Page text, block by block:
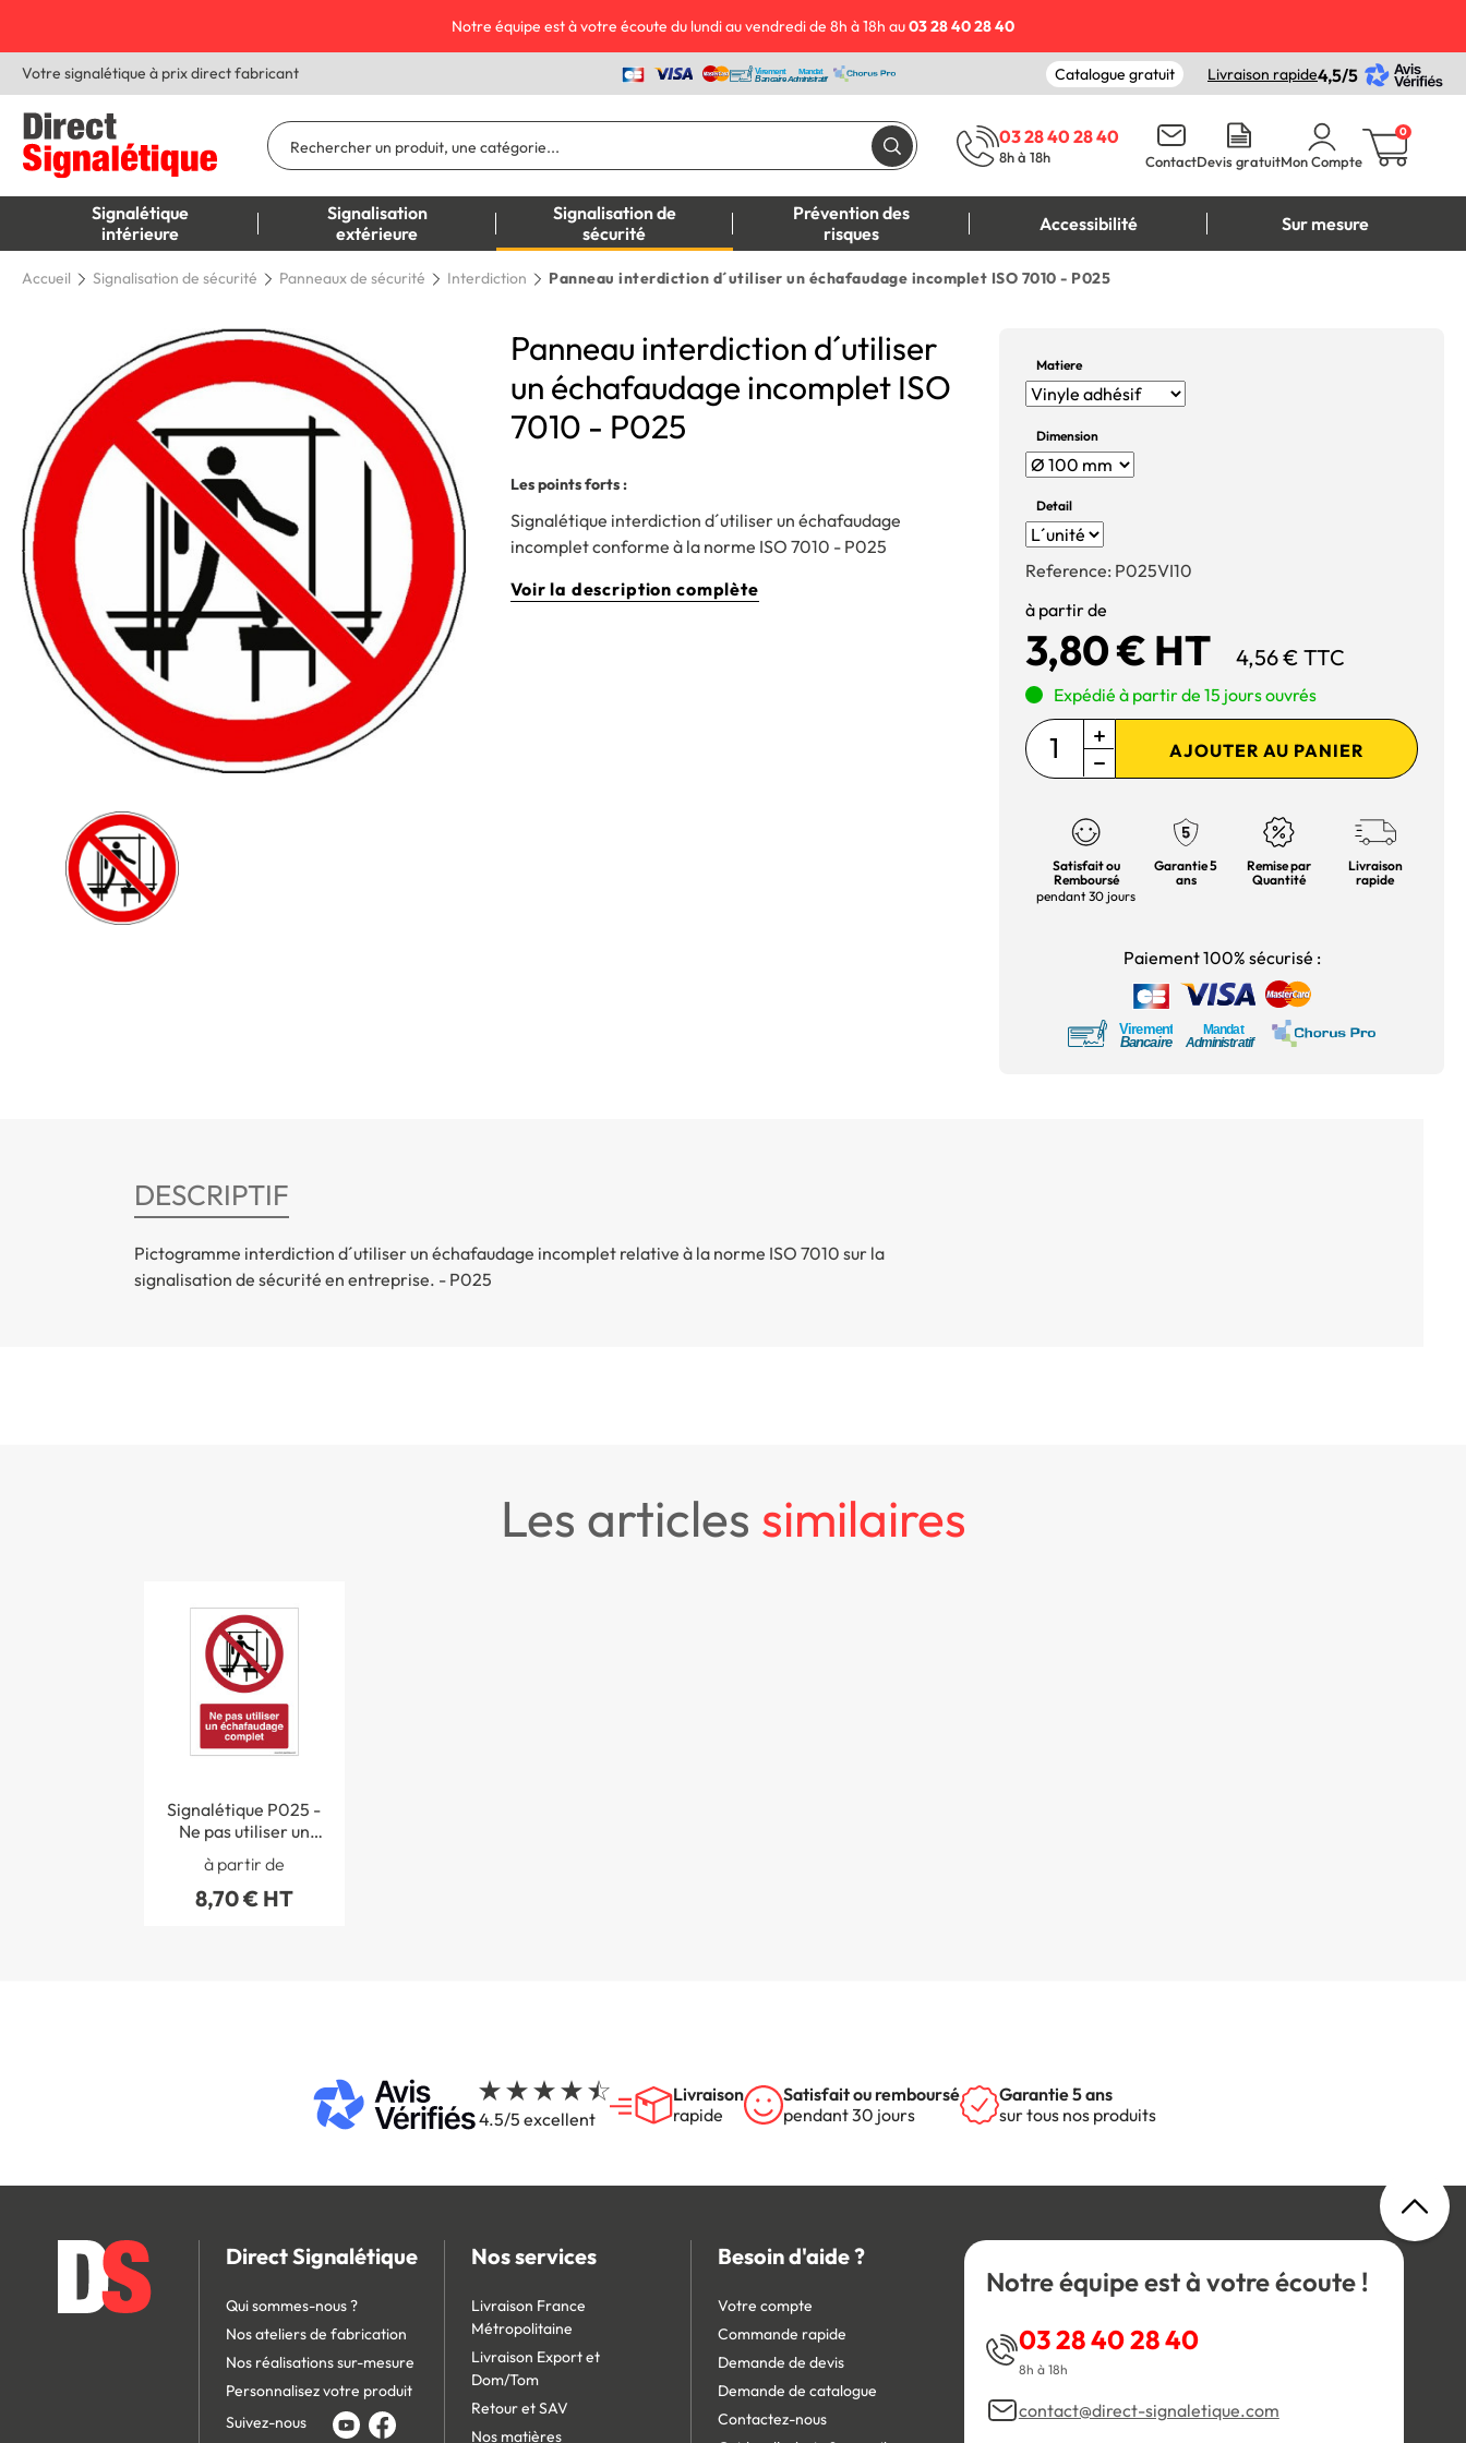
Notre équipe est à votre écoute du lundi au vendredi de 8h à 18h au03 28 40 28 40
Votre signalétique à prix direct fabricant Catalogue gratuit Livraison rapide4,5/5
03 28 40 28 40
8h à 18h ContactDevis gratuitMon Compte
0
Signalétique
intérieure
Signalisation
extérieure
Signalisation de
sécurité
Prévention des
risques
Accessibilité Sur mesure
Accueil Signalisation de sécurité Panneaux de sécurité Interdiction Panneau interdiction d´utiliser un échafaudage incomplet ISO 7010 - P025
Panneau interdiction d´utiliser
un échafaudage incomplet ISO
7010 - P025
Les points forts :
Signalétique interdiction d´utiliser un échafaudage
incomplet conforme à la norme ISO 7010 - P025
Voir la description complète
Matiere
Dimension
Detail
Reference: P025VI10
à partir de
3,80 € HT 4,56 € TTC
Expédié à partir de 15 jours ouvrés
AJOUTER AU PANIER
Satisfait ou
Remboursé
pendant 30 jours
Garantie 5
ans
Remise par
Quantité
Livraison
rapide
Paiement 100% sécurisé :
DESCRIPTIF
Pictogramme interdiction d´utiliser un échafaudage incomplet relative à la norme ISO 7010 sur la
signalisation de sécurité en entreprise. - P025
les articles similaires
Signalétique P025 -
Ne pas utiliser un
échafaudage
complet - ISO EN
7010
à partir de
8,70 € HT
4.5/5 excellent
Livraison
rapide
Satisfait ou remboursé
pendant 30 jours
Garantie 5 ans
sur tous nos produits
Direct Signalétique
Qui sommes-nous ?
Nos ateliers de fabrication
Nos réalisations sur-mesure
Personnalisez votre produit
Suivez-nous
Nos services
Livraison France
Métropolitaine
Livraison Export et
Dom/Tom
Retour et SAV
Nos matières
Besoin d'aide ?
Votre compte
Commande rapide
Demande de devis
Demande de catalogue
Contactez-nous
Notre équipe est à votre écoute !
03 28 40 28 40
8h à 18h
contact@direct-signaletique.com